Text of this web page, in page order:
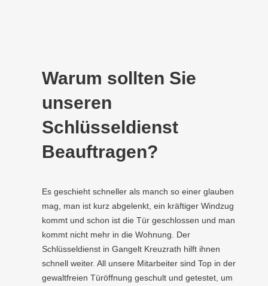
Warum sollten Sie
unseren
Schlüsseldienst
Beauftragen?
Es geschieht schneller als manch so einer glauben
mag, man ist kurz abgelenkt, ein kräftiger Windzug
kommt und schon ist die Tür geschlossen und man
kommt nicht mehr in die Wohnung. Der
Schlüsseldienst in Gangelt Kreuzrath hilft ihnen
schnell weiter. All unsere Mitarbeiter sind Top in der
gewaltfreien Türöffnung geschult und getestet, um